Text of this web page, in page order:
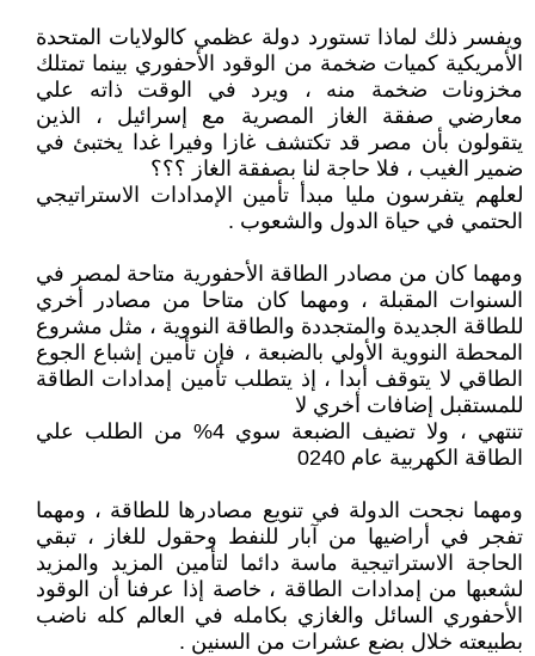
ويفسر ذلك لماذا تستورد دولة عظمي كالولايات المتحدة
الأمريكية كميات ضخمة من الوقود الأحفوري بينما تمتلك
مخزونات ضخمة منه ، ويرد في الوقت ذاته علي
معارضي صفقة الغاز المصرية مع إسرائيل ، الذين
يتقولون بأن مصر قد تكتشف غازا وفيرا غدا يختبئ في
ضمير الغيب ، فلا حاجة لنا بصفقة الغاز ؟؟؟
لعلهم يتفرسون مليا مبدأ تأمين الإمدادات الاستراتيجي
الحتمي في حياة الدول والشعوب .
ومهما كان من مصادر الطاقة الأحفورية متاحة لمصر في
السنوات المقبلة ، ومهما كان متاحا من مصادر أخري
للطاقة الجديدة والمتجددة والطاقة النووية ، مثل مشروع
المحطة النووية الأولي بالضبعة ، فإن تأمين إشباع الجوع
الطاقي لا يتوقف أبدا ، إذ يتطلب تأمين إمدادات الطاقة
للمستقبل إضافات أخري لا
تنتهي ، ولا تضيف الضبعة سوي 4% من الطلب علي
الطاقة الكهربية عام 0240
ومهما نجحت الدولة في تنويع مصادرها للطاقة ، ومهما
تفجر في أراضيها من آبار للنفط وحقول للغاز ، تبقي
الحاجة الاستراتيجية ماسة دائما لتأمين المزيد والمزيد
لشعبها من إمدادات الطاقة ، خاصة إذا عرفنا أن الوقود
الأحفوري السائل والغازي بكامله في العالم كله ناضب
بطبيعته خلال بضع عشرات من السنين .